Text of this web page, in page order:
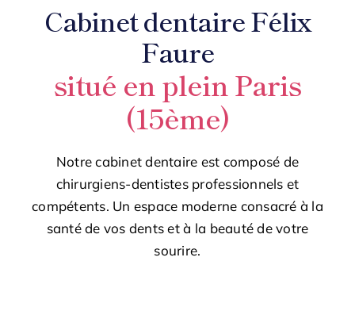
Cabinet dentaire Félix
Faure
situé en plein Paris
(15ème)
Notre cabinet dentaire est composé de
chirurgiens-dentistes professionnels et
compétents. Un espace moderne consacré à la
santé de vos dents et à la beauté de votre
sourire.